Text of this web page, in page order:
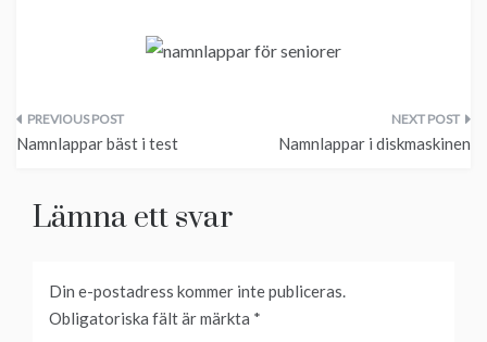
Inläggsnavigering
Namnlappar bäst i test Namnlappar i diskmaskinen
Lämna ett svar
Din e-postadress kommer inte publiceras.
Obligatoriska fält är märkta *